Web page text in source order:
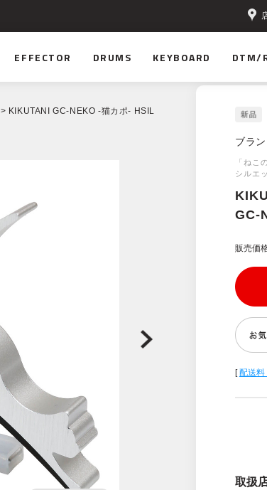
EFFECTOR DRUMS KEYBOARD DTM/
> KIKUTANI GC-NEKO -猫カポ- HSIL
ブラ
「ねこ
シルエ
GC-
販売価
[配送料
取扱